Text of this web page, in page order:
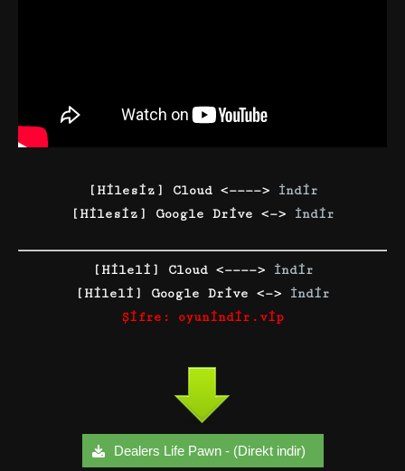
[Hilesiz] Cloud <————>
İndir
[Hilesiz] Google Drive <—>
İndir
[Hileli] Cloud <————>
İndir
[Hileli] Google Drive <—>
İndir
Şifre: oyunindir.vip
Dealers Life Pawn - (Direkt indir)